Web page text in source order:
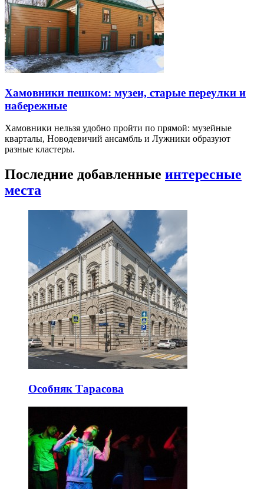
Хамовники пешком: музеи, старые переулки и
набережные
Хамовники нельзя удобно пройти по прямой: музейные
кварталы, Новодевичий ансамбль и Лужники образуют
разные кластеры.
Последние добавленные интересные
места
Особняк Тарасова